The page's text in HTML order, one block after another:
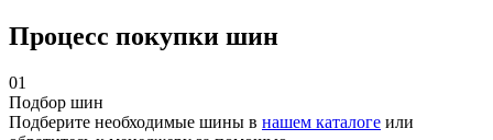
Процесс покупки шин
01
Подбор шин
Подберите необходимые шины в нашем каталоге или